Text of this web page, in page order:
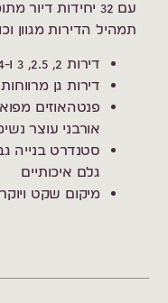
עם 32 יחידות
תמהיל הדירות מגוון
דירות 2, 2.5, 3 ו-4 חדרים
דירות גן
פנטהאוזים
אורבני עוצר
סטנדרט בנייה
גלם איכותיים
מיקום שקט